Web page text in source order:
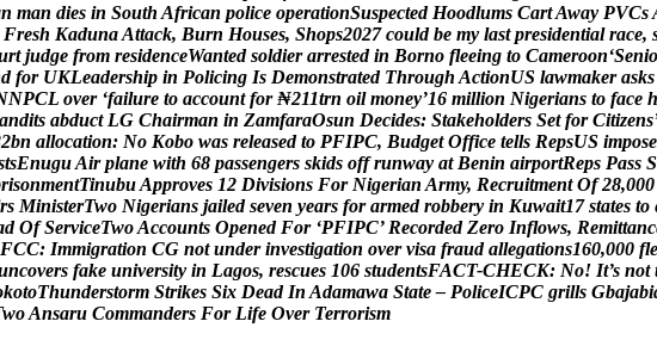
n man dies in South African police operationSuspected Hoodlums CartAway PVCs
Fresh KadunaAttack, Burn Houses, Shops2027 could be my last presidential race,
rt judge from residenceWanted soldier arrested in Borno fleeing to Cameroon‘Senio
d for UKLeadership in Policing Is Demonstrated Through ActionUS lawmaker asks
NPCL over ‘failure to account for ₦211trn oil money’16 million Nigerians to face h
andits abduct LG Chairman in ZamfaraOsun Decides: Stakeholders Set for Citizens’
2bn allocation: No Kobo was released to PFIPC, Budget Office tells RepsUS impose
tsEnuguAir plane with 68 passengers skids off runway at Benin airportReps Pass S
risonmentTinubuApproves 12 Divisions For Nigerian Army, Recruitment Of 28,000
rs MinisterTwo Nigerians jailed seven years for armed robbery in Kuwait17 states to
d Of ServiceTwoAccounts Opened For ‘PFIPC’ Recorded Zero Inflows, Remittanc
FCC: Immigration CG not under investigation over visa fraud allegations160,000 fle
ncovers fake university in Lagos, rescues 106 studentsFACT-CHECK: No! It’s not
kotoThunderstorm Strikes Six Dead In Adamawa State – PoliceICPC grills Gbajabi
woAnsaru Commanders For Life Over Terrorism